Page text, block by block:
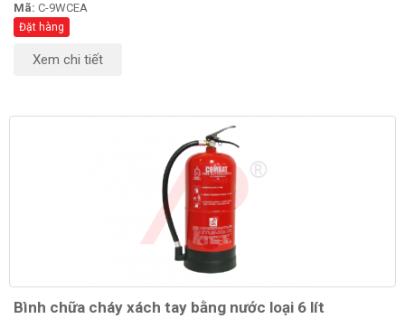
Mã: C-9WCEA
Đặt hàng
Xem chi tiết
Bình chữa cháy xách tay bằng nước loại 6 lít